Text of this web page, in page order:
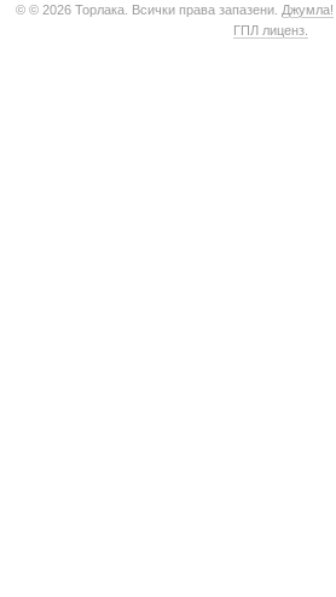
© © 2026 Торлака. Всички права запазени. Джумла!
ГПЛ лиценз.